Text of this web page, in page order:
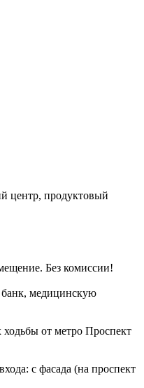
центр, продуктовый
Без комиссии!
медицинскую
от метро Проспект
с фасада (на проспект